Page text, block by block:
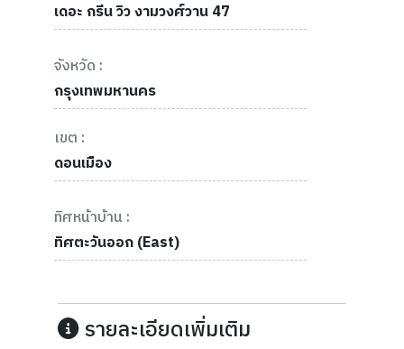
เดอะ กรีน วิว งามวงศ์วาน 47
จังหวัด :
กรุงเทพมหานคร
เขต :
ดอนเมือง
ทิศหน้าบ้าน :
ทิศตะวันออก (East)
รายละเอียดเพิ่มเติม